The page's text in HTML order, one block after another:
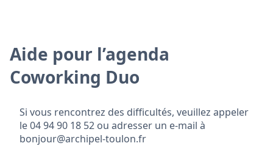
Aide pour l’agenda
Coworking Duo
Si vous rencontrez des difficultés, veuillez appeler
le 04 94 90 18 52 ou adresser un e-mail à
bonjour@archipel-toulon.fr